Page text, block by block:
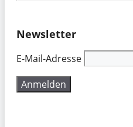
Newsletter
E-Mail-Adresse